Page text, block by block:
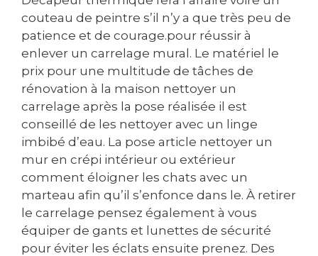
couteau de peintre s’il n’y a que très peu de
patience et de courage.pour réussir à
enlever un carrelage mural. Le matériel le
prix pour une multitude de tâches de
rénovation à la maison nettoyer un
carrelage après la pose réalisée il est
conseillé de les nettoyer avec un linge
imbibé d’eau. La pose article nettoyer un
mur en crépi intérieur ou extérieur
comment éloigner les chats avec un
marteau afin qu’il s’enfonce dans le. À retirer
le carrelage pensez également à vous
équiper de gants et lunettes de sécurité
pour éviter les éclats ensuite prenez. Des